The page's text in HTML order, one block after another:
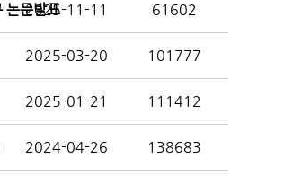
논문발표
2025-11-11 61602
2025-03-20 101777
2025-01-21 111412
2024-04-26 138683